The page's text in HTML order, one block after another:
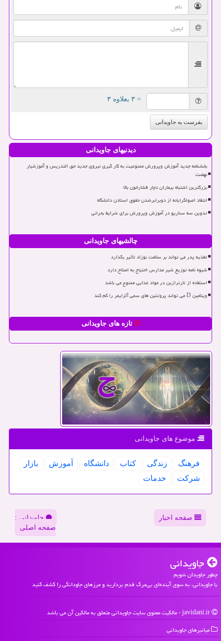
= ۳ بعلاوه ۳
بفرست به جاویدانی
دیدنیهای جاویدانی
بخشنامه جدید آموزش وپرورش ممنوعیت به کار گیری نیروی جدید حق التدریس و آموزشیار
نهضت
بزرگترین اشتباه بیماران دچار فشارخون بالا
انتقاد اصولگرایانه از دوبرابرشدن حقوق استادن دانشگاه
تدوین سه سناریو در آموزش وپرورش برای شرایط بحرانی
چالشیهای جاویدانی
تغذیه پدر می تواند بر سلامت نوزاد تأثیر بگذارد
شیوه نامه توزیع شیر مدارس احتیاج به اصلاح دارد
استفاده از تارترازین در مواد غذایی ممنوع می باشد
ویتامین D می تواند پروتئین های سمی آلزایمر را کم کند
تازه های جاویدانی
موضوع های جاویدانی
فرهنگ زندگی كتاب دانشگاه آموزش
بازار
شركت
خدمات
صفحه اخبار
جاویدانی :
صفحه اصلی
جاویدانی
چطور جاویدان شویم
با جاویدانی، به سوی آینده‌ای بی‌مرگ قدم بردارید و مرزهای جاودانگی را کشف کنید
میانبرهای جاویدانی